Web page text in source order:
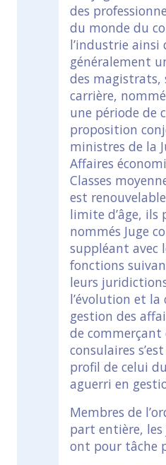
des
du monde du
l’industrie ainsi
généralement
des magistrats,
carrière,
une période de
proposition
ministres de la
Affaires
Classes
est
limite d’âge, ils
nommés Juge
suppléant avec
fonctions
leurs
l’évolution et la
gestion des
de commerçant
consulaires
profil de celui
aguerri en
Membres de
part entière, les
ont pour tâche